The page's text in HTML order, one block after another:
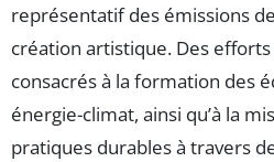
représentatif des émissions
création artistique. Des
consacrés à la formation des
énergie-climat, ainsi qu’à la
pratiques durables à travers